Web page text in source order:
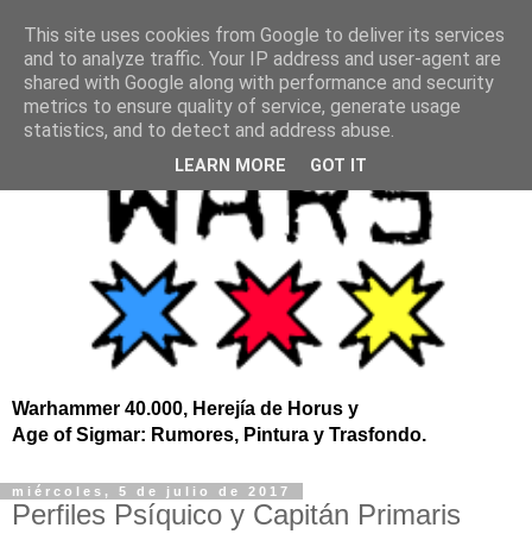
Warhammer 40.000, Herejía de Horus y
Age of Sigmar: Rumores, Pintura y Trasfondo.
miércoles, 5 de julio de 2017
Perfiles Psíquico y Capitán Primaris
This site uses cookies from Google to deliver its services
and to analyze traffic. Your IP address and user-agent are
shared with Google along with performance and security
metrics to ensure quality of service, generate usage
statistics, and to detect and address abuse.
LEARN MORE GOT IT